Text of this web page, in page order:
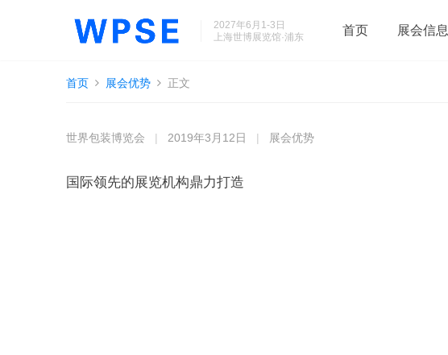
2027年6月1-3日
上海世博展览馆·浦东
首页 展会信息
首页 展会优势 正文
世界包装博览会 2019年3月12日 展会优势
国际领先的展览机构鼎力打造